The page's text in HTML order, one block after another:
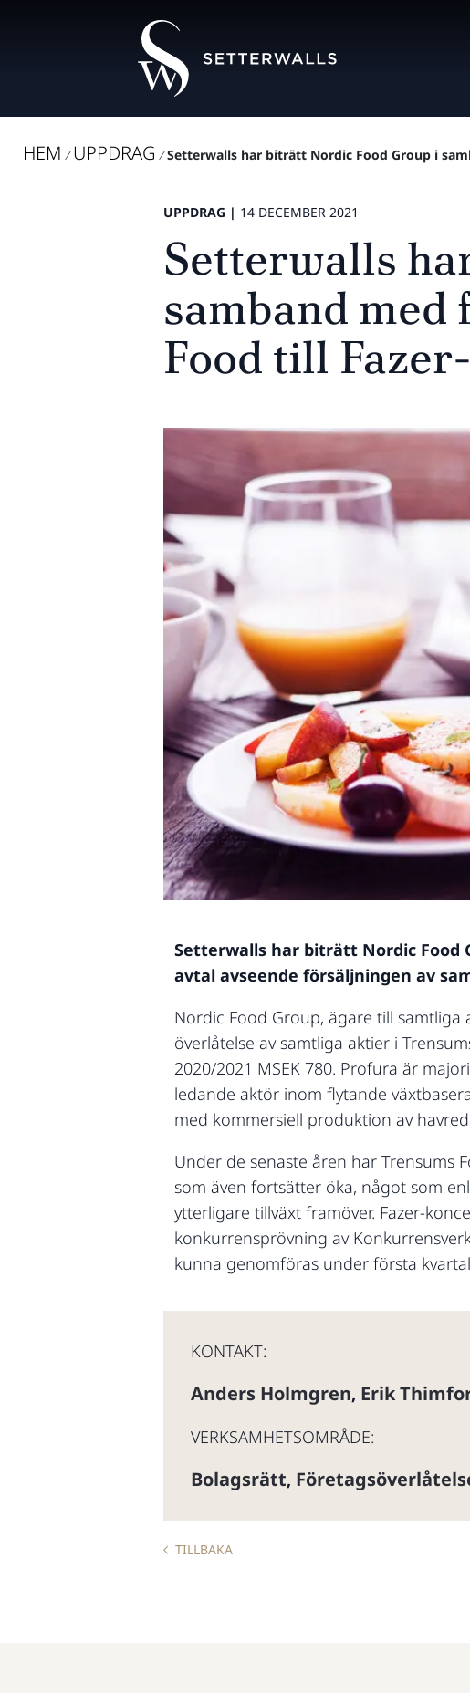
HEM / UPPDRAG / Setterwalls har biträtt Nordic Food Group i
UPPDRAG | 14 DECEMBER 2021
Setterwalls
samband med
Food till
Setterwalls har biträtt Nordic Food
avtal avseende försäljningen av
Nordic Food Group, ägare till samtliga
överlåtelse av samtliga aktier i
2020/2021 MSEK 780. Profura är
ledande aktör inom flytande
med kommersiell produktion av
Under de senaste åren har Trensums
som även fortsätter öka, något som
ytterligare tillväxt framöver. Fazer-
konkurrensprövning av
kunna genomföras under första
KONTAKT:
Anders Holmgren, Erik
VERKSAMHETSOMRÅDE:
Bolagsrätt,
TILLBAKA